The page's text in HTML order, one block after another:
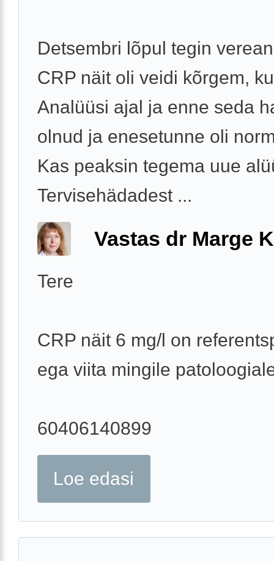
Detsembri lõpul tegin
CRP näit oli veidi kõrgem,
Analüüsi ajal ja enne seda
olnud ja enesetunne oli
Kas peaksin tegema uue
Tervisehädadest ...
Vastas dr Marge
Tere
CRP näit 6 mg/l on
ega viita mingile
60406140899
Loe edasi